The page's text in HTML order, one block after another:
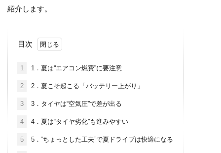
紹介します。
目次
1 1．夏は“エアコン燃費”に要注意
2 2．夏こそ起こる「バッテリー上がり」
3 3．タイヤは“空気圧”で差が出る
4 4．夏は“タイヤ劣化”も進みやすい
5 5．“ちょっとした工夫”で夏ドライブは快適になる